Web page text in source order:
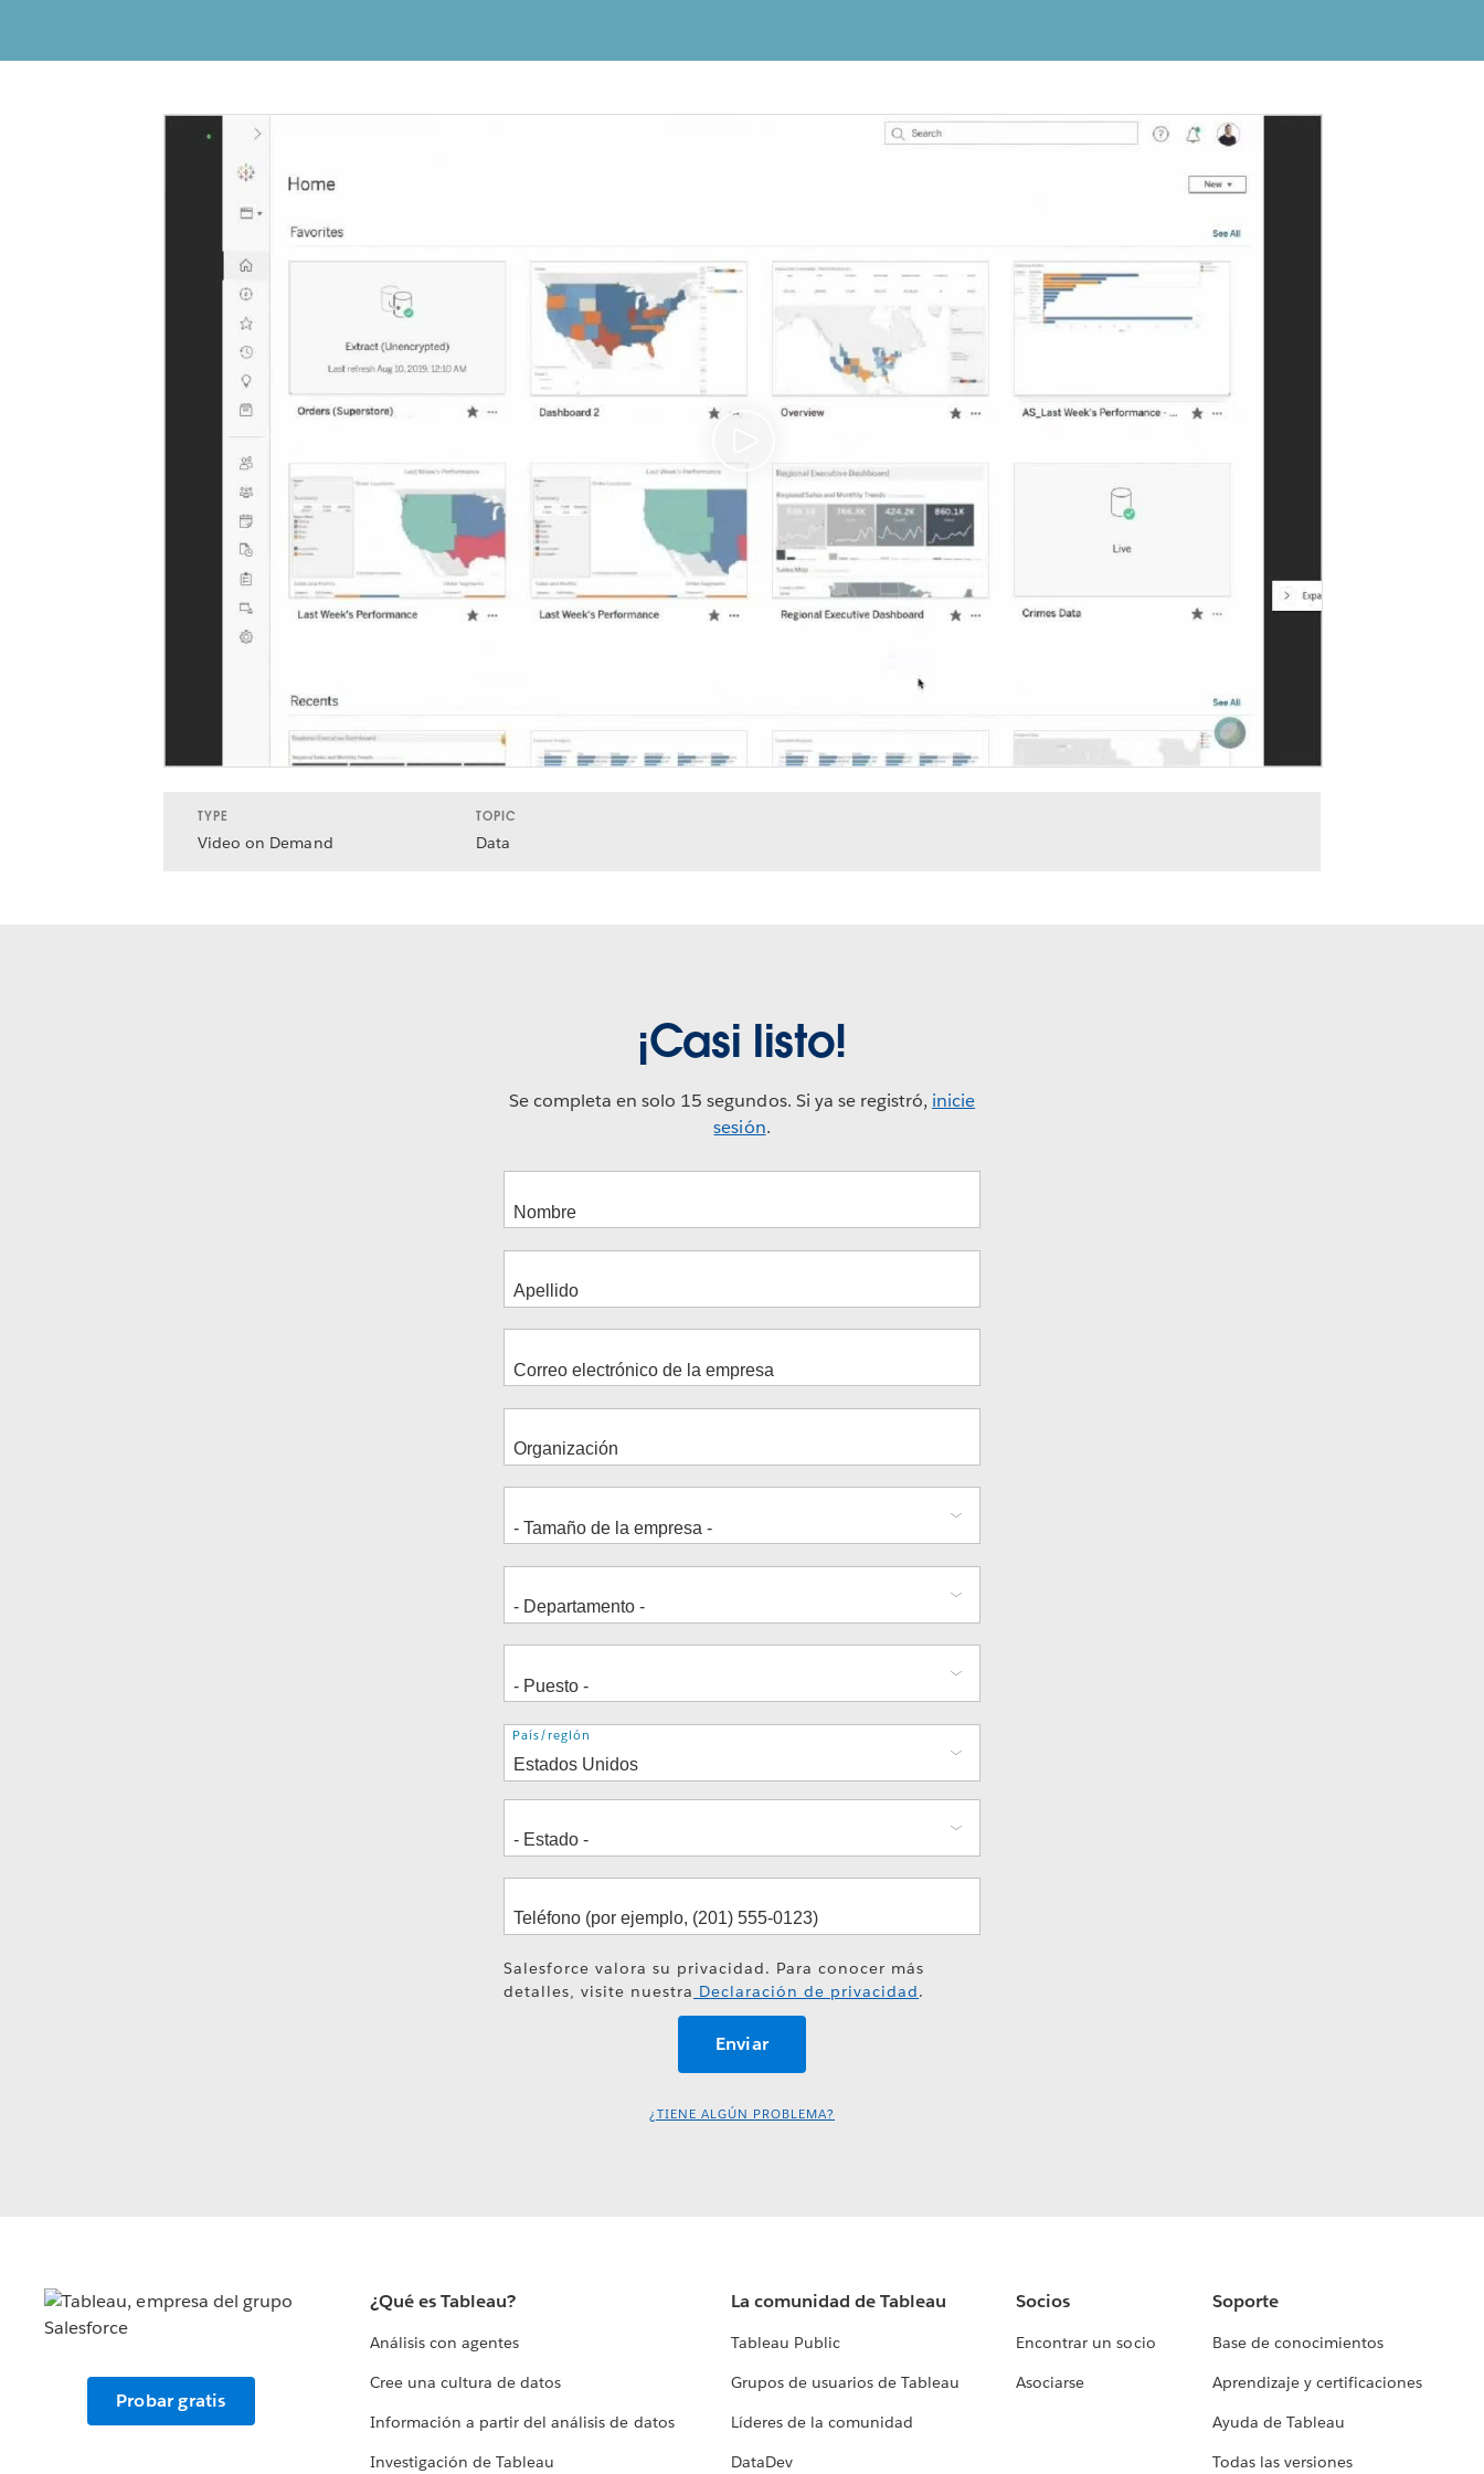
TYPE
Video on Demand
TOPIC
Data
¡Casi listo!
Se completa en solo 15 segundos. Si ya se registró, inicie
sesión.
Dirección
País/región
Salesforce valora su privacidad. Para conocer más
detalles, visite nuestra Declaración de privacidad.
¿TIENE ALGÚN PROBLEMA?
Probar gratis
¿Qué es Tableau?
Análisis con agentes
Cree una cultura de datos
Información a partir del análisis de datos
Investigación de Tableau
La comunidad de Tableau
Tableau Public
Grupos de usuarios de Tableau
Líderes de la comunidad
DataDev
Socios
Encontrar un socio
Asociarse
Soporte
Base de conocimientos
Aprendizaje y certificaciones
Ayuda de Tableau
Todas las versiones